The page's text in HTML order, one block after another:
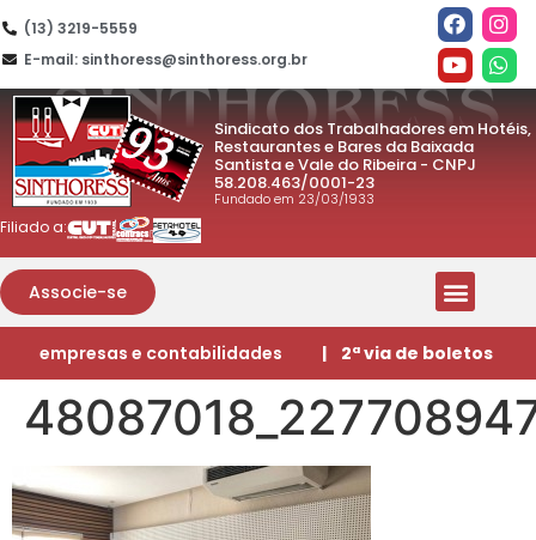
(13) 3219-5559
E-mail: sinthoress@sinthoress.org.br
Sindicato dos Trabalhadores em Hotéis,
Restaurantes e Bares da Baixada
Santista e Vale do Ribeira - CNPJ
58.208.463/0001-23
Fundado em 23/03/1933
Filiado a:
Associe-se
empresas e contabilidades | 2ª via de boletos